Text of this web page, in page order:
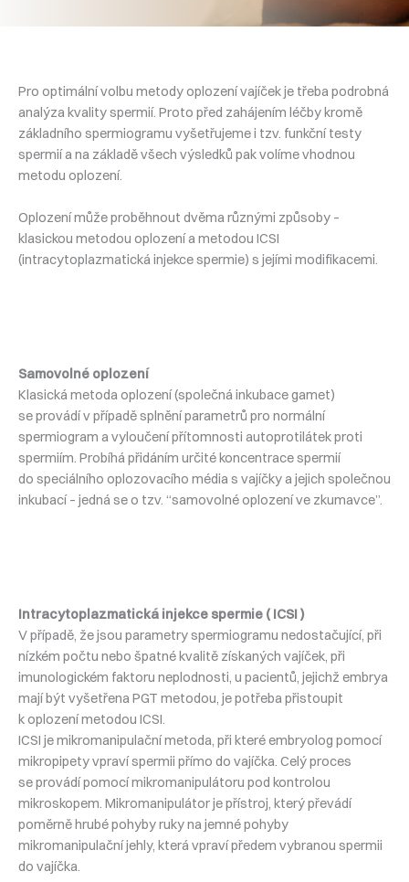
Pro optimální volbu metody oplození vajíček je třeba podrobná
analýza kvality spermií. Proto před zahájením léčby kromě
základního spermiogramu vyšetřujeme i tzv. funkční testy
spermií a na základě všech výsledků pak volíme vhodnou
metodu oplození.
Oplození může proběhnout dvěma různými způsoby –
klasickou metodou oplození a metodou ICSI
(intracytoplazmatická injekce spermie) s jejími modifikacemi.
Samovolné oplození
Klasická metoda oplození (společná inkubace gamet)
se provádí v případě splnění parametrů pro normální
spermiogram a vyloučení přítomnosti autoprotilátek proti
spermiím. Probíhá přidáním určité koncentrace spermií
do speciálního oplozovacího média s vajíčky a jejich společnou
inkubací – jedná se o tzv. “samovolné oplození ve zkumavce”.
Intracytoplazmatická injekce spermie ( ICSI )
V případě, že jsou parametry spermiogramu nedostačující, při
nízkém počtu nebo špatné kvalitě získaných vajíček, při
imunologickém faktoru neplodnosti, u pacientů, jejichž embrya
mají být vyšetřena PGT metodou, je potřeba přistoupit
k oplození metodou ICSI.
ICSI je mikromanipulační metoda, při které embryolog pomocí
mikropipety vpraví spermii přímo do vajíčka. Celý proces
se provádí pomocí mikromanipulátoru pod kontrolou
mikroskopem. Mikromanipulátor je přístroj, který převádí
poměrně hrubé pohyby ruky na jemné pohyby
mikromanipulační jehly, která vpraví předem vybranou spermii
do vajíčka.